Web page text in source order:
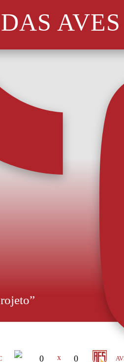
AVES
AFS e prometer acelerar para ser
a convicção de que coisas boas
Pinho, chegou e apresentou-se de
0 x 0